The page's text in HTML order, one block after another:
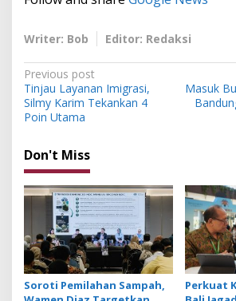
Writer: Bob Editor: Redaksi
P
o
s
t
n
a
i
g
a
Previous post
Tinjau Layanan Imigrasi,
Silmy Karim Tekankan 4
Poin Utama
Masuk
Don't Miss
Soroti Pemilahan Sampah,
Perkuat